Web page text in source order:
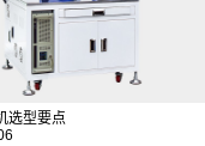
选型要点